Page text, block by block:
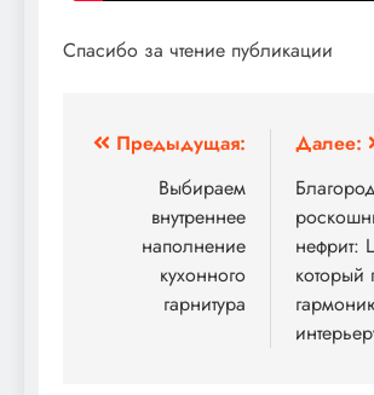
Спасибо за чтение публикации
Навигация
записям
Предыдущая:
Выбираем
внутреннее
наполнение
кухонного
гарнитура
Далее:
нефрит:
который